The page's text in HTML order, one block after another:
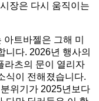
장은 다시 움직이는
트바젤은 그해 미
니다. 2026년 행사의
라츠의 문이 열리자
식이 전해졌습니다.
위기가 2025년보다